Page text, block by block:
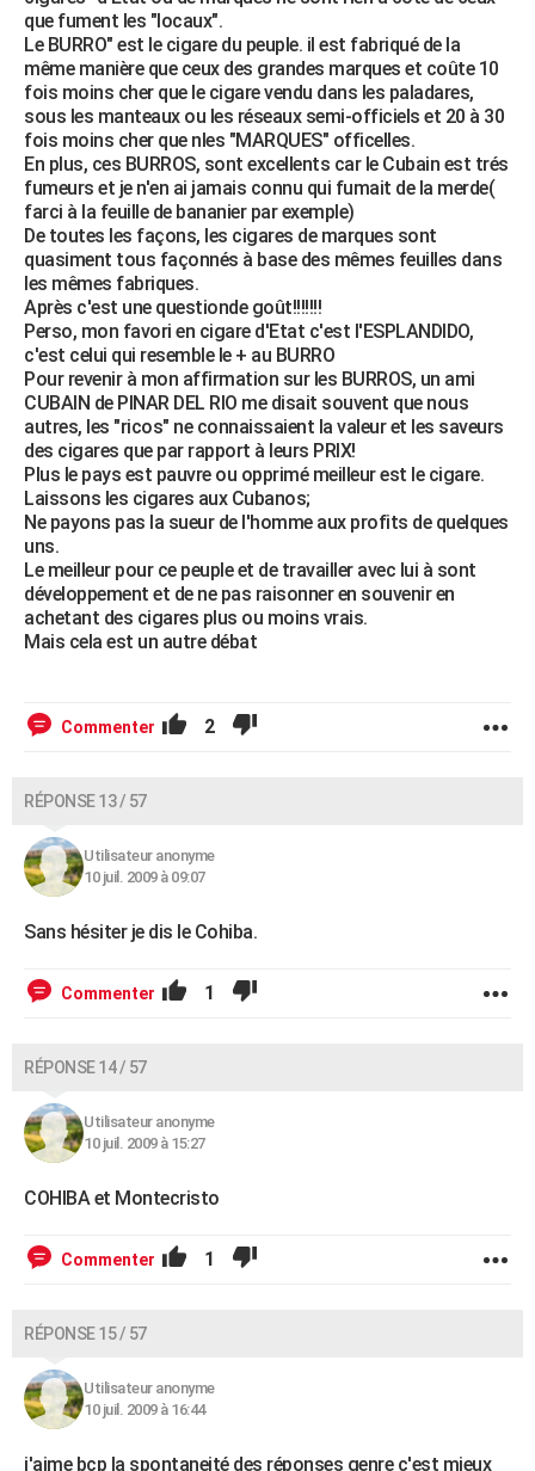
que fument les "locaux".
Le BURRO" est le cigare du peuple. il est fabriqué de la
même manière que ceux des grandes marques et coûte 10
fois moins cher que le cigare vendu dans les paladares,
sous les manteaux ou les réseaux semi-officiels et 20 à 30
fois moins cher que nles "MARQUES" officelles.
En plus, ces BURROS, sont excellents car le Cubain est trés
fumeurs et je n'en ai jamais connu qui fumait de la merde(
farci à la feuille de bananier par exemple)
De toutes les façons, les cigares de marques sont
quasiment tous façonnés à base des mêmes feuilles dans
les mêmes fabriques.
Après c'est une questionde goût!!!!!!!
Perso, mon favori en cigare d'Etat c'est l'ESPLANDIDO,
c'est celui qui resemble le + au BURRO
Pour revenir à mon affirmation sur les BURROS, un ami
CUBAIN de PINAR DEL RIO me disait souvent que nous
autres, les "ricos" ne connaissaient la valeur et les saveurs
des cigares que par rapport à leurs PRIX!
Plus le pays est pauvre ou opprimé meilleur est le cigare.
Laissons les cigares aux Cubanos;
Ne payons pas la sueur de l'homme aux profits de quelques
uns.
Le meilleur pour ce peuple et de travailler avec lui à sont
développement et de ne pas raisonner en souvenir en
achetant des cigares plus ou moins vrais.
Mais cela est un autre débat
Commenter 2
RÉPONSE 13 / 57
Utilisateur anonyme
10 juil. 2009 à 09:07
Sans hésiter je dis le Cohiba.
Commenter 1
RÉPONSE 14 / 57
Utilisateur anonyme
10 juil. 2009 à 15:27
COHIBA et Montecristo
Commenter 1
RÉPONSE 15 / 57
Utilisateur anonyme
10 juil. 2009 à 16:44
j'aime bcp la spontaneité des réponses genre c'est mieux